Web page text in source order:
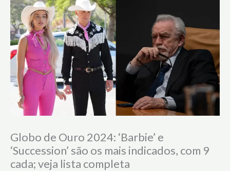
Globo de Ouro 2024: ‘Barbie’ e
‘Succession’ são os mais indicados, com 9
cada; veja lista completa